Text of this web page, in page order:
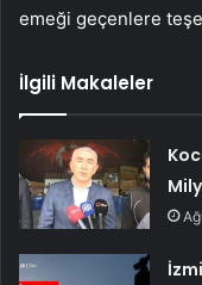
emeği geçenlere
İlgili Makaleler